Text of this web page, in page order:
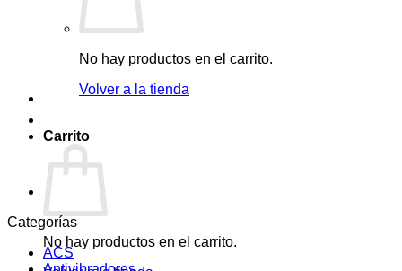
No hay productos en el carrito.
Volver a la tienda
Carrito
No hay productos en el carrito.
Categorías
ACS